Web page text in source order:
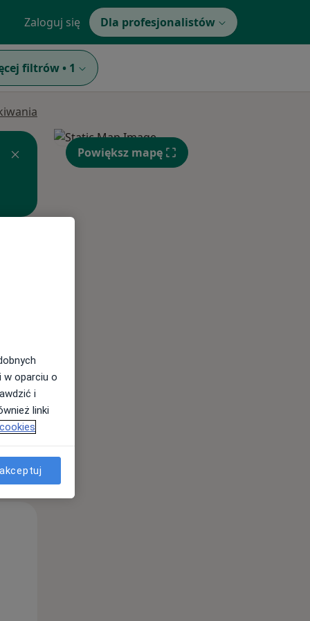
Zaloguj się Dla profesjonalistów
filtrów • 1
Powiększ mapę
w oparciu o
i
linki